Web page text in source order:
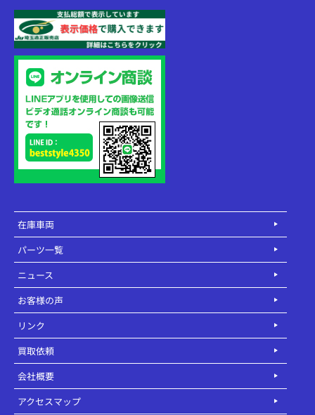
在庫車両
パーツ一覧
ニュース
お客様の声
リンク
買取依頼
会社概要
アクセスマップ